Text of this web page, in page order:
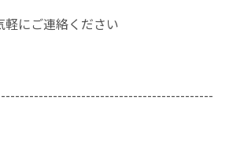
にご連絡ください